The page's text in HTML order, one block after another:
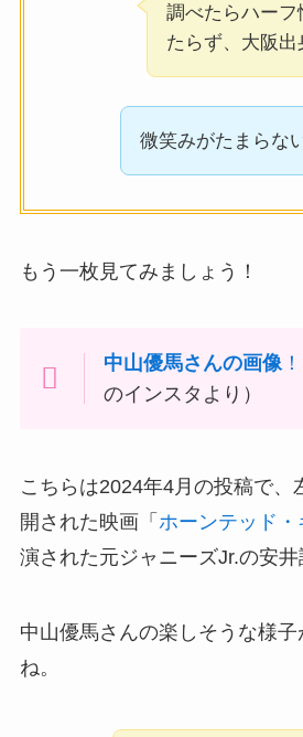
調べたらハーフ
たらず、大阪出
微笑みがたまらな
もう一枚見てみましょう！
中山優馬さんの画像！
のインスタより）
こちらは2024年4月の投稿で、
開された映画「 ホーンテッド・
演された元ジャニーズJr.の安井
中山優馬さんの楽しそうな様
ね。